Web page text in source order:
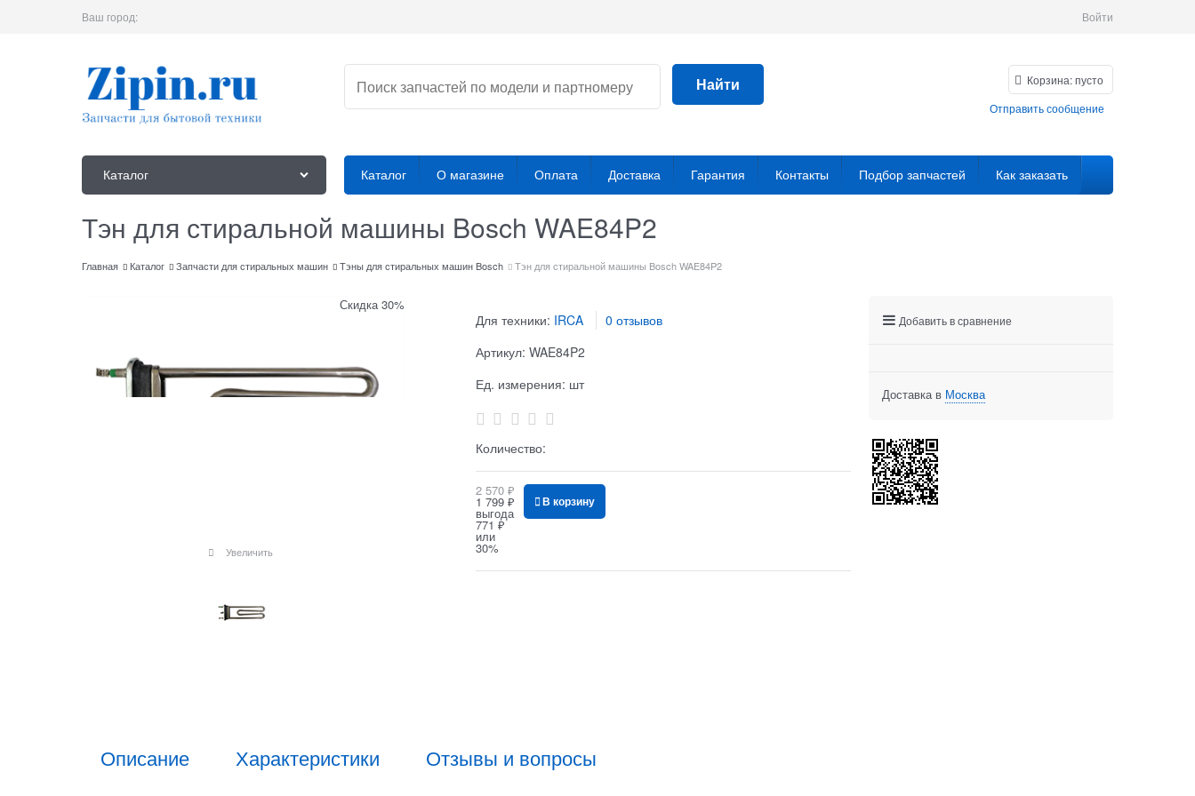
Ваш город: Войти
Найти Корзина:пусто
Отправить сообщение
Каталог Каталог О магазине Оплата Доставка Гарантия Контакты Подбор запчастей Как заказать
Тэн для стиральной машины Bosch WAE84P2
Главная Каталог Запчасти для стиральных машин Тэны для стиральных машин Bosch Тэн для стиральной машины Bosch WAE84P2
Скидка 30%
Увеличить
Для техники: IRCA
0 отзывов
Артикул: WAE84P2
Ед. измерения: шт
Количество:
2 570 ₽
1 799 ₽
выгода
771 ₽
или
30%
В корзину
Описание Характеристики Отзывы и вопросы
Добавить в сравнение
Доставка в Москва